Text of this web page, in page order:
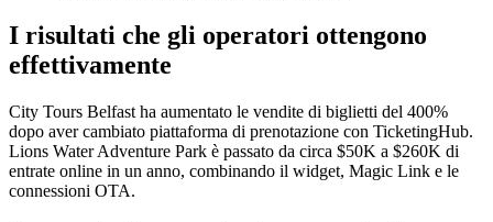
I risultati che gli operatori ottengono
effettivamente
City Tours Belfast ha aumentato le vendite di biglietti del 400%
dopo aver cambiato piattaforma di prenotazione con TicketingHub.
Lions Water Adventure Park è passato da circa $50K a $260K di
entrate online in un anno, combinando il widget, Magic Link e le
connessioni OTA.